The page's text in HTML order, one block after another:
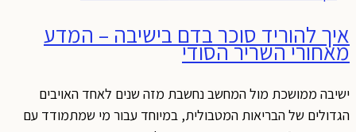
איך להוריד סוכר בדם בישיבה – המדע
מאחורי השריר הסודי
ישיבה ממושכת מול המחשב נחשבת מזה שנים לאחד האויבים
הגדולים של הבריאות המטבולית, במיוחד עבור מי שמתמודד עם